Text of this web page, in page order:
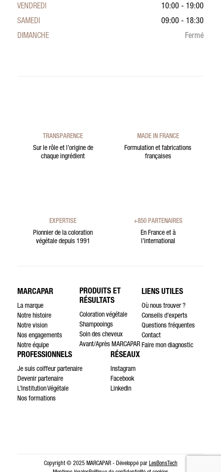
VENDREDI
10:00 - 19:00
SAMEDI
09:00 - 18:30
DIMANCHE
Fermé
TRANSPARENCE
Sur le rôle et l’origine de
chaque ingrédient
MADE IN FRANCE
Formulation et fabrications
françaises
EXPERTISE
Pionnier de la coloration
végétale depuis 1991
+850 PARTENAIRES
En France et à
l’international
MARCAPAR
La marque
Notre histoire
Notre vision
Nos engagements
Notre équipe
PRODUITS ET
RÉSULTATS
Coloration végétale
Shampooings
Soin des cheveux
Avant/Après MARCAPAR
LIENS UTILES
Où nous trouver ?
Conseils d’experts
Questions fréquentes
Contact
Faire mon diagnostic
PROFESSIONNELS
Je suis coiffeur partenaire
Devenir partenaire
L’Institution Végétale
Nos formations
RÉSEAUX
Instagram
Facebook
LinkedIn
Copyright © 2025 MARCAPAR - Développé par LesBonsTech